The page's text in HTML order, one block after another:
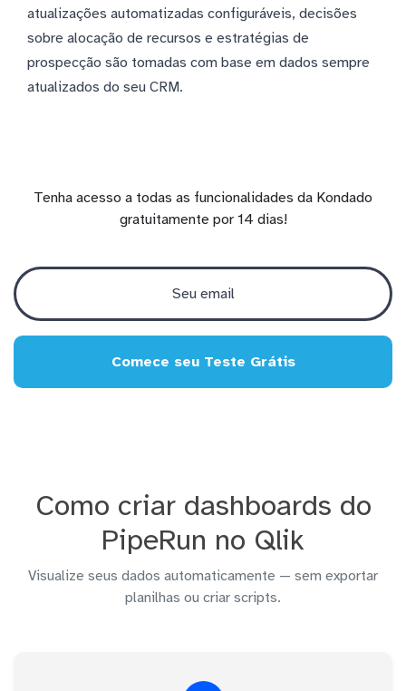
atualizações automatizadas configuráveis, decisões
sobre alocação de recursos e estratégias de
prospecção são tomadas com base em dados sempre
atualizados do seu CRM.
Tenha acesso a todas as funcionalidades da Kondado
gratuitamente por 14 dias!
Comece seu Teste Grátis
Como criar dashboards do
PipeRun no Qlik
Visualize seus dados automaticamente — sem exportar
planilhas ou criar scripts.